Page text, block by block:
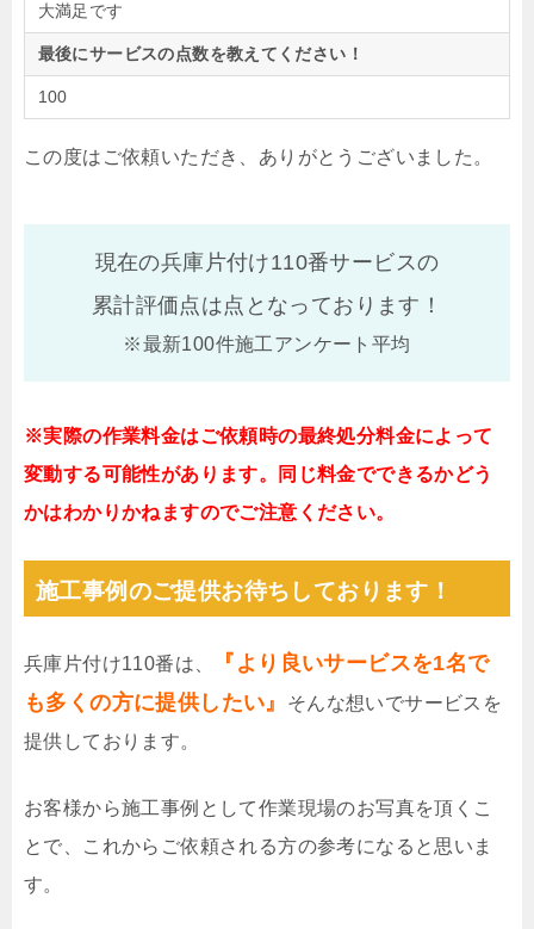
大満足です
最後にサービスの点数を教えてください！
100
この度はご依頼いただき、ありがとうございました。
現在の兵庫片付け110番サービスの
累計評価点は点となっております！
※最新100件施工アンケート平均
※実際の作業料金はご依頼時の最終処分料金によって
変動する可能性があります。同じ料金でできるかどう
かはわかりかねますのでご注意ください。
施工事例のご提供お待ちしております！
兵庫片付け110番は、
『より良いサービスを1名で
も多くの方に提供したい』
そんな想いでサービスを
提供しております。
お客様から施工事例として作業現場のお写真を頂くこ
とで、これからご依頼される方の参考になると思いま
す。